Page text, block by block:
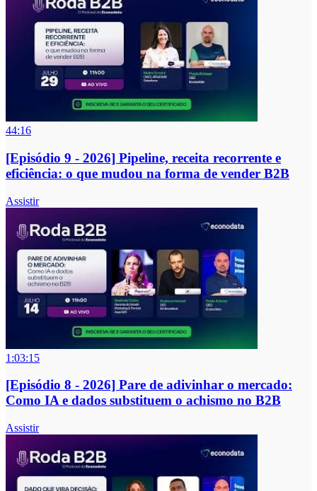
44:16
[Episódio 9 - 2026] Pipeline, receita recorrente e
eficiência: o que mudou na forma de vender B2B
Assistir
1:03:15
[Episódio 8 - 2026] Pare de adivinhar o mercado:
Como IA e dados substituem o achismo no B2B
Assistir